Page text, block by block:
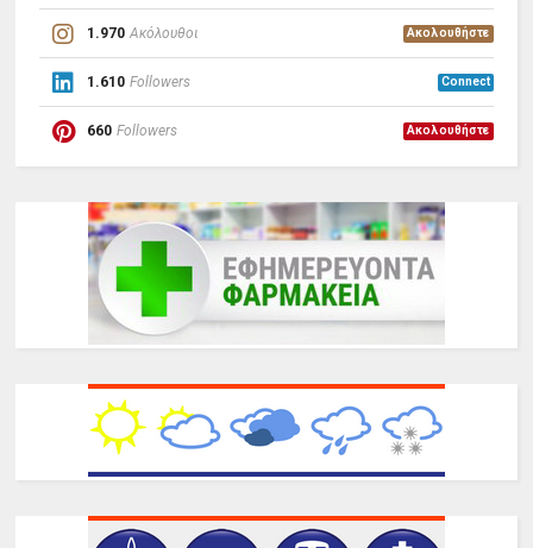
1.970 Ακόλουθοι Ακολουθήστε
1.610 Followers Connect
660 Followers Ακολουθήστε